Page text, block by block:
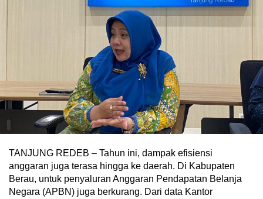
TANJUNG REDEB – Tahun ini, dampak efisiensi
anggaran juga terasa hingga ke daerah. Di Kabupaten
Berau, untuk penyaluran Anggaran Pendapatan Belanja
Negara (APBN) juga berkurang. Dari data Kantor